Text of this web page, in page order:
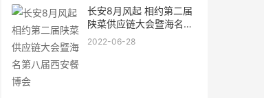
长安8月风起 相约第二届
陕菜供应链大会暨海名第
八
2022-06-28